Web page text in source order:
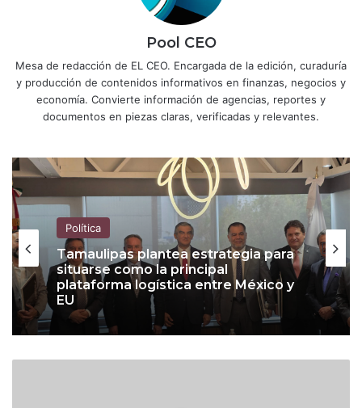
Pool CEO
Mesa de redacción de EL CEO. Encargada de la edición, curaduría
y producción de contenidos informativos en finanzas, negocios y
economía. Convierte información de agencias, reportes y
documentos en piezas claras, verificadas y relevantes.
Política
Tamaulipas plantea estrategia para
situarse como la principal
plataforma logística entre México y
EU